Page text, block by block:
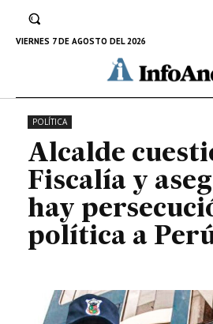
VIERNES 7 DE AGOSTO DEL 2026
asegura que hay
política a
15 DE JULIO DE 2022
POLÍTICA
Alcalde
Fiscalía y
hay
política a